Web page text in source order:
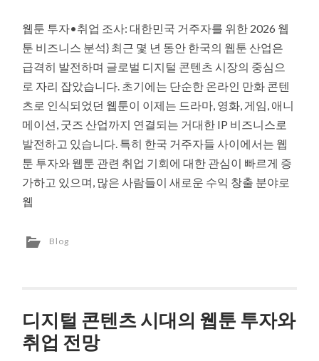
웹툰 투자•취업 조사: 대한민국 거주자를 위한 2026 웹
툰 비즈니스 분석} 최근 몇 년 동안 한국의 웹툰 산업은
급격히 발전하며 글로벌 디지털 콘텐츠 시장의 중심으
로 자리 잡았습니다. 초기에는 단순한 온라인 만화 콘텐
츠로 인식되었던 웹툰이 이제는 드라마, 영화, 게임, 애니
메이션, 굿즈 산업까지 연결되는 거대한 IP 비즈니스로
발전하고 있습니다. 특히 한국 거주자들 사이에서는 웹
툰 투자와 웹툰 관련 취업 기회에 대한 관심이 빠르게 증
가하고 있으며, 많은 사람들이 새로운 수익 창출 분야로
웹
Blog
디지털 콘텐츠 시대의 웹툰 투자와
취업 전망